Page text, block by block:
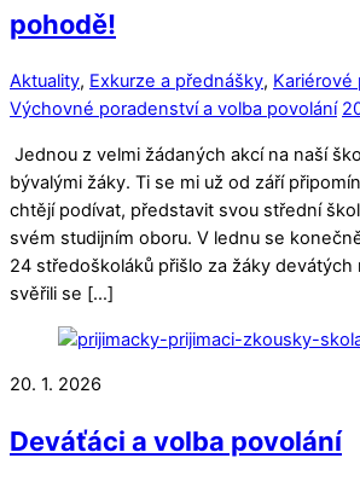
pohodě!
Aktuality, Exkurze a přednášky, Kariérové
Výchovné poradenství a volba povolání
Jednou z velmi žádaných akcí na naší
bývalými žáky. Ti se mi už od září
chtějí podívat, představit svou střední
svém studijním oboru. V lednu se
24 středoškoláků přišlo za žáky devátých
svěřili se […]
20. 1. 2026
Deváťáci a volba povolání